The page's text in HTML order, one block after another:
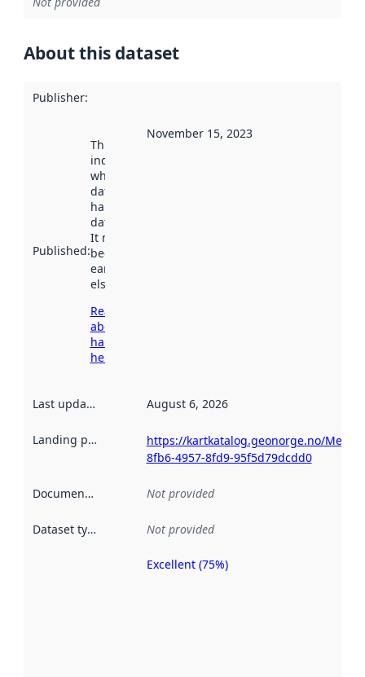
About this dataset
Publisher:
Published:
This date
indicates
when the
dataset was
harvested by
data.norge.no.
It may have
been available
earlier
elsewhere.
Read more
about
harvesting
here
November 15, 2023
Last updated August 6, 2026
Landing page
https://kartkatalog.geonorge.no/
8fb6-4957-8fd9-95f5d79dcdd0
Documentation Not provided
Dataset type Not provided
Excellent (75%)